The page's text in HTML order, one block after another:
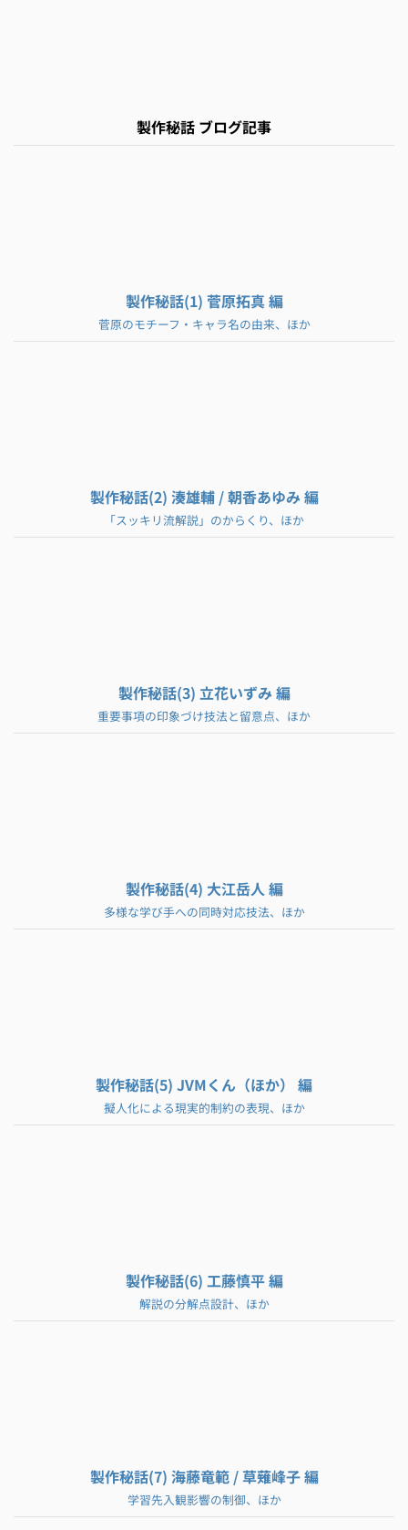
製作秘話 ブログ記事
製作秘話(1) 菅原拓真 編
菅原のモチーフ・キャラ名の由来、ほか
製作秘話(2) 湊雄輔 / 朝香あゆみ 編
「スッキリ流解説」のからくり、ほか
製作秘話(3) 立花いずみ 編
重要事項の印象づけ技法と留意点、ほか
製作秘話(4) 大江岳人 編
多様な学び手への同時対応技法、ほか
製作秘話(5) JVMくん（ほか） 編
擬人化による現実的制約の表現、ほか
製作秘話(6) 工藤慎平 編
解説の分解点設計、ほか
製作秘話(7) 海藤竜範 / 草薙峰子 編
学習先入観影響の制御、ほか